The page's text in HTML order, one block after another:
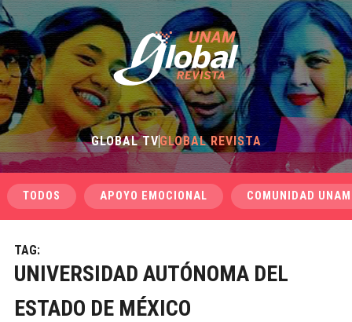
GLOBAL TVGLOBAL REVISTA
TODOS APOYO EMOCIONAL COMUNIDAD UNAM
TAG:
UNIVERSIDAD AUTÓNOMA DEL
ESTADO DE MÉXICO